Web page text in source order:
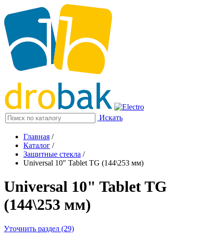
Искать
Главная /
Каталог /
Защитные стекла /
Universal 10" Tablet TG (144\253 мм)
Universal 10" Tablet TG
(144\253 мм)
Уточнить раздел (29)